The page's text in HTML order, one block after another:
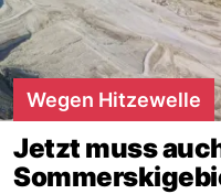
Wegen Hitzewelle
Jetzt muss